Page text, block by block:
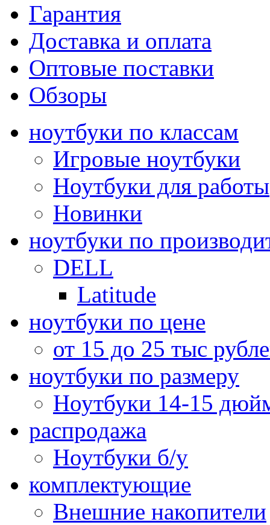
Гарантия
Доставка и оплата
Оптовые поставки
Обзоры
ноутбуки по классам
Игровые ноутбуки
Ноутбуки для работы
Новинки
ноутбуки по
DELL
Latitude
ноутбуки по цене
от 15 до 25 тыс
ноутбуки по размеру
Ноутбуки 14-15
распродажа
Ноутбуки б/у
комплектующие
Внешние накопители